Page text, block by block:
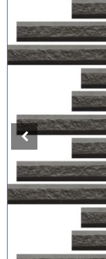
đánh
giá